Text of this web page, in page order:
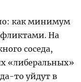
как минимум
На
соседа,
«либеральных»
то уйдут в